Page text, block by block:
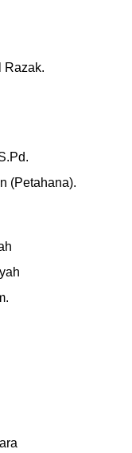
Razak.
(Petahana).